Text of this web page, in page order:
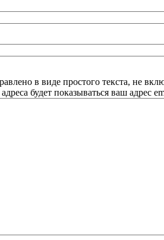
в виде простого текста, не
будет показываться ваш адрес